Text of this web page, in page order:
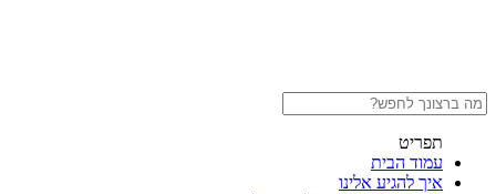
תפריט
עמוד הבית
איך להגיע אלינו